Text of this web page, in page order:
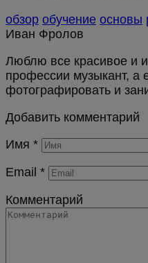
обзор обучение основы
Иван Фролов
Люблю все красивое и
профессии музыкант,
фотографировать и
Добавить комментарий
Имя *
Email *
Комментарий